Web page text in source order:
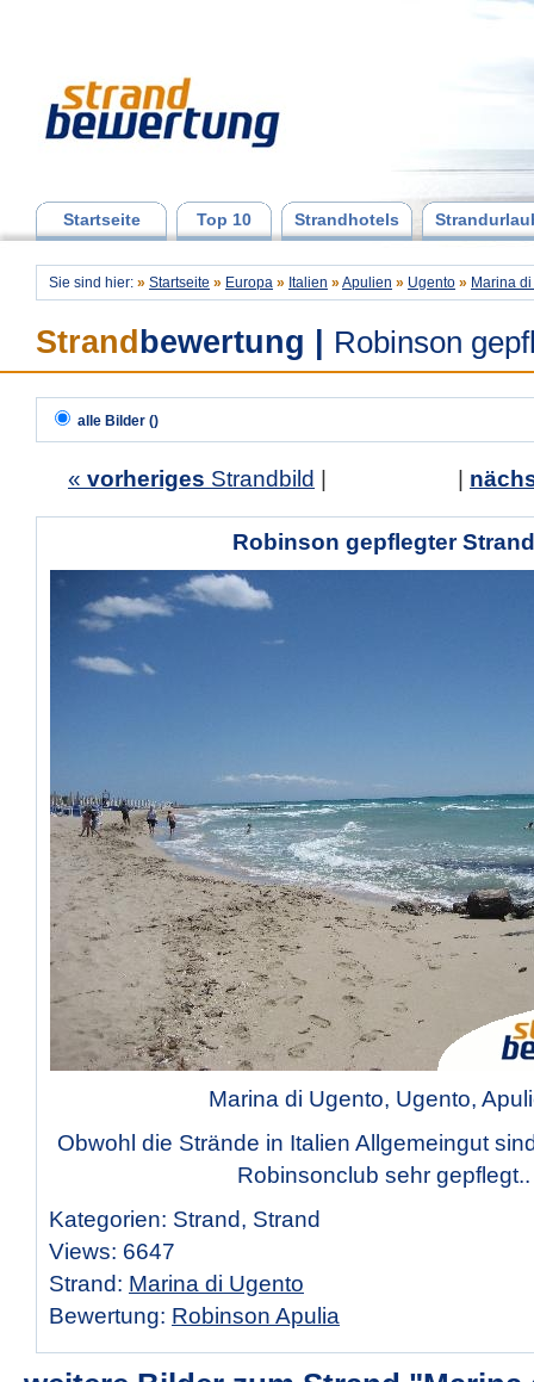
Startseite Top 10 Strandhotels
Sie sind hier: » Startseite » Europa » Italien » Apulien » Ugento » Marina
Strand bewertung Robinson
alle Bilder ()
« vorheriges Strandbild
Robinson gepflegter Strand
Marina di Ugento, Ugento,
Obwohl die Strände in Italien Allgemeingut
Robinsonclub sehr gepflegt..
Kategorien: Strand, Strand
Views: 6647
Strand: Marina di Ugento
Bewertung: Robinson Apulia